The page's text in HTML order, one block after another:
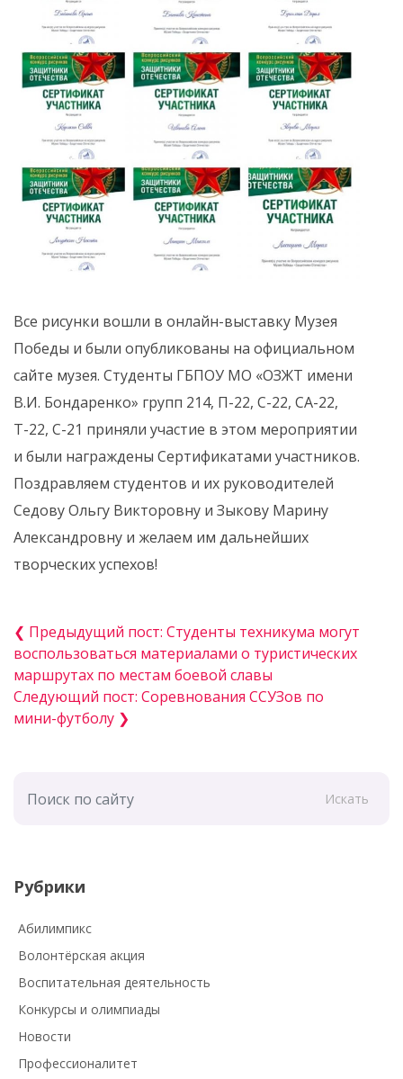
Все рисунки вошли в онлайн-выставку Музея
Победы и были опубликованы на официальном
сайте музея. Студенты ГБПОУ МО «ОЗЖТ имени
В.И. Бондаренко» групп 214, П-22, С-22, СА-22,
Т-22, С-21 приняли участие в этом мероприятии
и были награждены Сертификатами участников.
Поздравляем студентов и их руководителей
Седову Ольгу Викторовну и Зыкову Марину
Александровну и желаем им дальнейших
творческих успехов!
❮ Предыдущий пост: Студенты техникума могут
воспользоваться материалами о туристических
маршрутах по местам боевой славы
Следующий пост: Соревнования ССУЗов по
мини-футболу ❯
Искать
Рубрики
Абилимпикс
Волонтёрская акция
Воспитательная деятельность
Конкурсы и олимпиады
Новости
Профессионалитет